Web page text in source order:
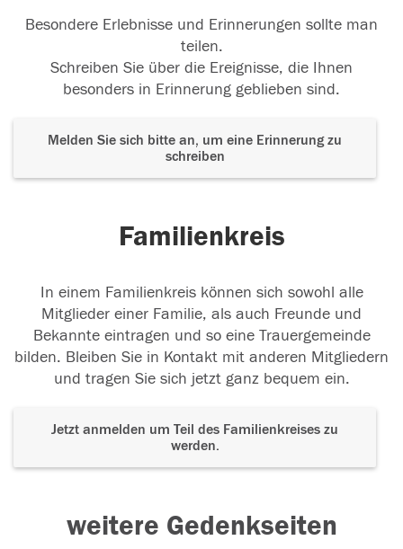
Besondere Erlebnisse und Erinnerungen sollte man
teilen.
Schreiben Sie über die Ereignisse, die Ihnen
besonders in Erinnerung geblieben sind.
Melden Sie sich bitte an, um eine Erinnerung zu
schreiben
Familienkreis
In einem Familienkreis können sich sowohl alle
Mitglieder einer Familie, als auch Freunde und
Bekannte eintragen und so eine Trauergemeinde
bilden. Bleiben Sie in Kontakt mit anderen Mitgliedern
und tragen Sie sich jetzt ganz bequem ein.
Jetzt anmelden um Teil des Familienkreises zu
werden.
weitere Gedenkseiten